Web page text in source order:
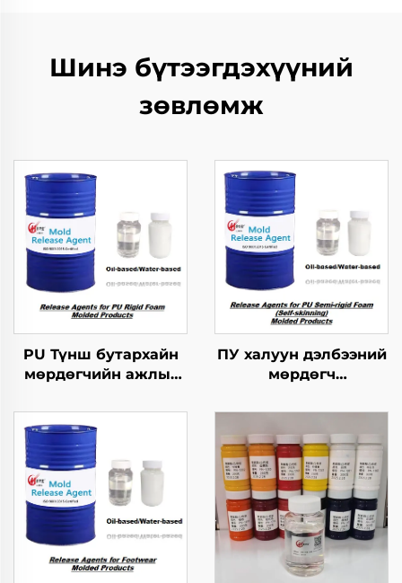
Шинэ бүтээгдэхүүний
зөвлөмж
PU Түнш бутархайн
мөрдөгчийн ажлыг
ПУ халуун дэлбээний
мөрдөгч
хэрэгсэл